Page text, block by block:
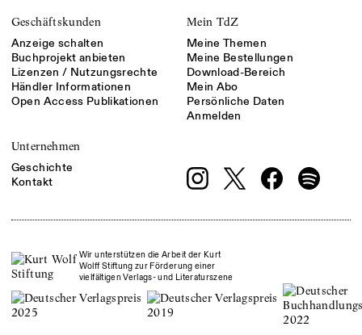
Geschäftskunden
Anzeige schalten
Buchprojekt anbieten
Lizenzen / Nutzungsrechte
Händler Informationen
Open Access Publikationen
Mein TdZ
Meine Themen
Meine Bestellungen
Download-Bereich
Mein Abo
Persönliche Daten
Anmelden
Unternehmen
Geschichte
Kontakt
Wir unterstützen die Arbeit der Kurt
Wolff Stiftung zur Förderung einer
vielfältigen Verlags- und Literaturszene